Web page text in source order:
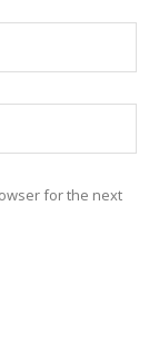
for the next